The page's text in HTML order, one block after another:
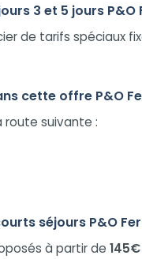
3 et 5 jours
de tarifs spéciaux
cette offre P&O
route suivante :
séjours P&O
à partir de 145€